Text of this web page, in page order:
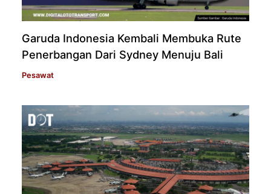
Garuda Indonesia Kembali Membuka Rute
Penerbangan Dari Sydney Menuju Bali
Pesawat